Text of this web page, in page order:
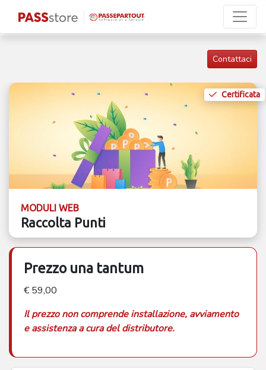
Contattaci
Certificata
MODULI WEB
Raccolta Punti
Prezzo una tantum
€ 59,00
Il prezzo non comprende installazione, avviamento
e assistenza a cura del distributore.